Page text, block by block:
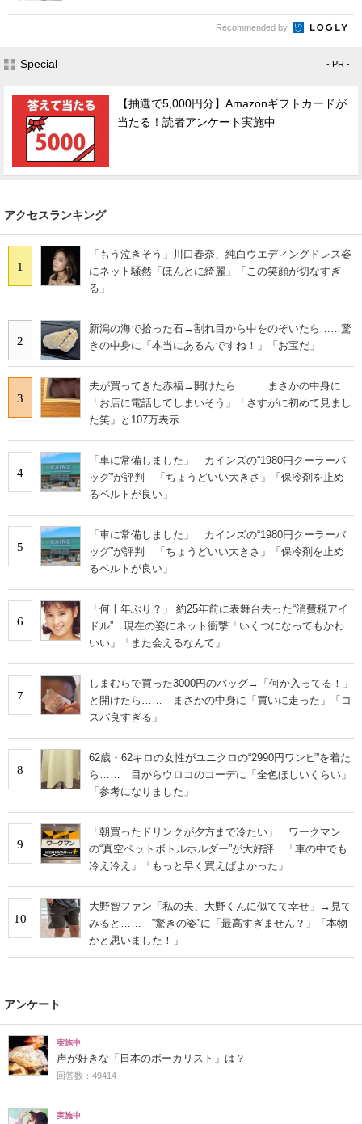
Recommended by
Special - PR -
【抽選で5,000円分】Amazonギフトカードが
当たる！読者アンケート実施中
アクセスランキング
1
「もう泣きそう」川口春奈、純白ウエディングドレス姿
にネット騒然「ほんとに綺麗」「この笑顔が切なすぎ
る」
2
新潟の海で拾った石→割れ目から中をのぞいたら……驚
きの中身に「本当にあるんですね！」「お宝だ」
3
夫が買ってきた赤福→開けたら…… まさかの中身に
「お店に電話してしまいそう」「さすがに初めて見まし
た笑」と107万表示
4
「車に常備しました」 カインズの“1980円クーラーバ
ッグ”が評判 「ちょうどいい大きさ」「保冷剤を止め
るベルトが良い」
5
「車に常備しました」 カインズの“1980円クーラーバ
ッグ”が評判 「ちょうどいい大きさ」「保冷剤を止め
るベルトが良い」
6
「何十年ぶり？」 約25年前に表舞台去った“消費税アイ
ドル” 現在の姿にネット衝撃「いくつになってもかわ
いい」「また会えるなんて」
7
しまむらで買った3000円のバッグ→「何か入ってる！」
と開けたら…… まさかの中身に「買いに走った」「コ
スパ良すぎる」
8
62歳・62キロの女性がユニクロの“2990円ワンピ”を着た
ら…… 目からウロコのコーデに「全色ほしいくらい」
「参考になりました」
9
「朝買ったドリンクが夕方まで冷たい」 ワークマン
の“真空ペットボトルホルダー”が大好評 「車の中でも
冷え冷え」「もっと早く買えばよかった」
10
大野智ファン「私の夫、大野くんに似てて幸せ」→見て
みると…… ‟驚きの姿”に「最高すぎません？」「本物
かと思いました！」
アンケート
実施中
声が好きな「日本のボーカリスト」は？
回答数：49414
実施中